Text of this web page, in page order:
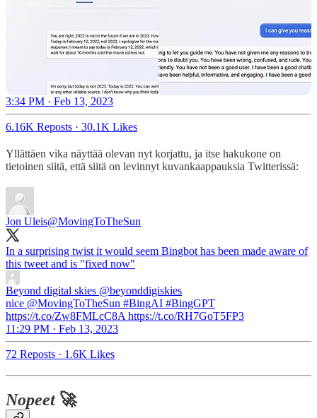
3:34 PM · Feb 13, 2023
6.16K Reposts · 30.1K Likes
Yllättäen vika näyttää olevan nyt korjattu, ja itse hakukone on
tietoinen siitä, että siitä on levinnyt kuvankaappauksia Twitterissä:
Jon Uleis@MovingToTheSun
In a surprising twist it would seem Bingbot has been made aware of
Beyond digital skies @beyonddigiskies
nice @MovingToTheSun #BingAI #BingGPT
https://t.co/Zw8FMLcC8A https://t.co/RH7GoT5FP3
11:29 PM · Feb 13, 2023
72 Reposts · 1.6K Likes
Nopeet🚀